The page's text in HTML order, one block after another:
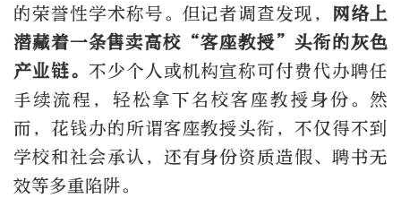
的荣誉性学术称号。但记者调查发现，
网络上
潜藏着一条售卖高校“客座教授”头衔的灰色
产业链。 不少个人或机构宣称可付费代办聘任
手续流程，轻松拿下名校客座教授身份。然
而，花钱办的所谓客座教授头衔，不仅得不到
学校和社会承认，还有身份资质造假、聘书无
效等多重陷阱。